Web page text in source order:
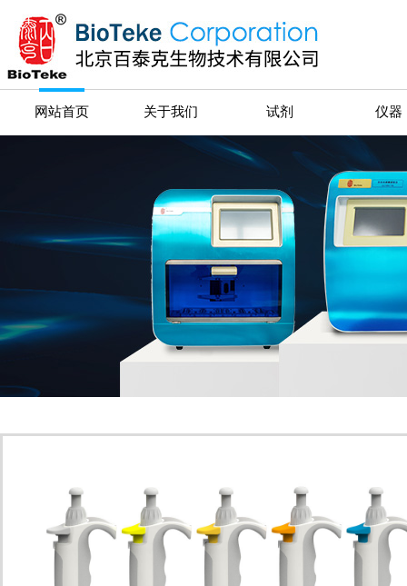
网站首页 关于我们 试剂 仪器